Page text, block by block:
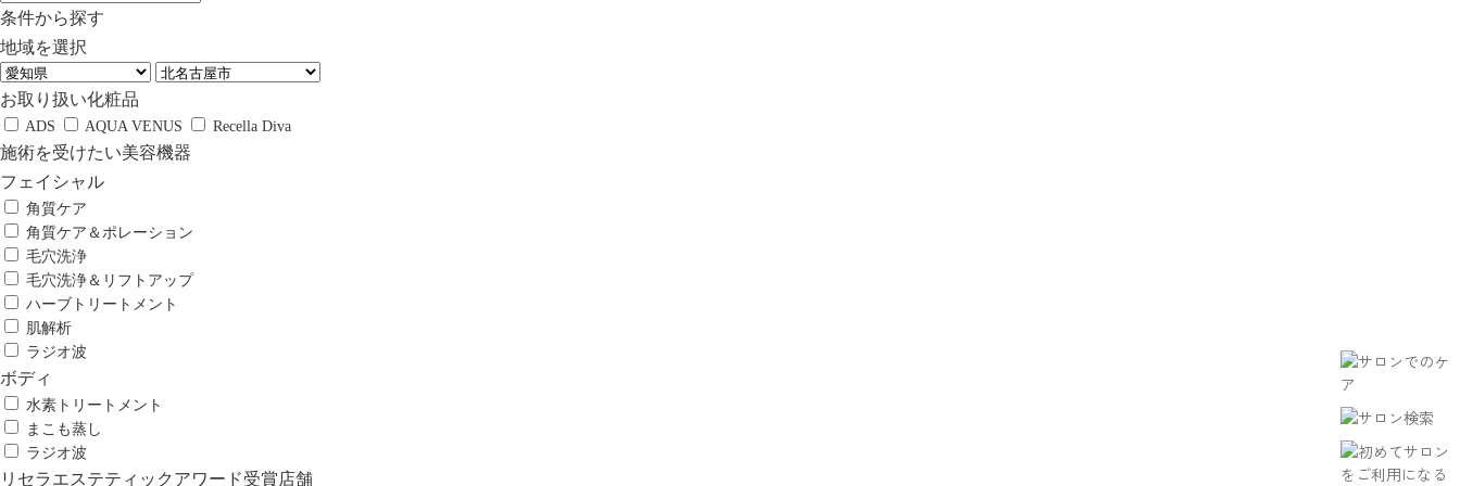
条件から探す
地域を選択
お取り扱い化粧品
ADS AQUA VENUS Recella Diva
施術を受けたい美容機器
フェイシャル
角質ケア
角質ケア＆ポレーション
毛穴洗浄
毛穴洗浄＆リフトアップ
ハーブトリートメント
肌解析
ラジオ波
ボディ
水素トリートメント
まこも蒸し
ラジオ波
リセラエステティックアワード受賞店舗